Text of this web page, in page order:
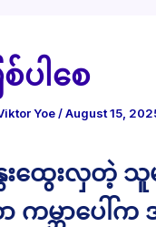
စ်ပါစေ
Yoe/August 15,
းထွေးလှတဲ့ သူ
ကမ္ဘာပေါ်က